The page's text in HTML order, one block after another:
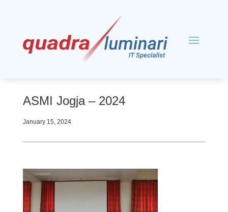
ASMI Jogja – 2024
January 15, 2024